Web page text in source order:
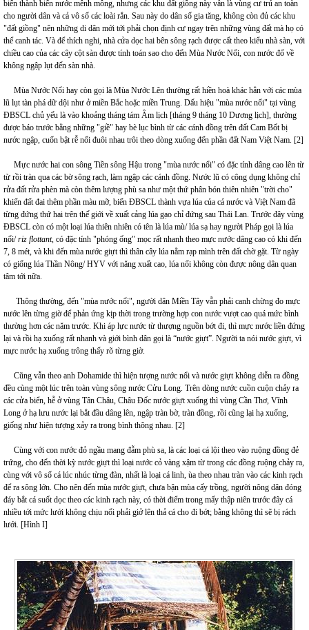
biến thành biển nước mênh mông, nhưng các khu đất giồng này vẫn là vùng cư trú an toàn
cho người dân và cả vô số các loài rắn. Sau này do dân số gia tăng, không còn đủ các khu
"đất giồng" nên những di dân mới tới phải chọn định cư ngay trên những vùng đất mà họ có
thể canh tác. Và để thích nghi, nhà cửa dọc hai bên sông rạch được cất theo kiểu nhà sàn, với
chiều cao của các cây cột sàn được tính toán sao cho đến Mùa Nước Nổi, con nước đổ về
không ngập lụt đến sàn nhà.
Mùa Nước Nổi hay còn gọi là Mùa Nước Lên thường rất hiền hoà khác hẳn với các mùa
lũ lụt tàn phá dữ dội như ở miền Bắc hoặc miền Trung. Dấu hiệu "mùa nước nổi" tại vùng
ĐBSCL chủ yếu là vào khoảng tháng tám Âm lịch [tháng 9 tháng 10 Dương lịch], thường
được báo trước bằng những "giề" hay bè lục bình từ các cánh đồng trên đất Cam Bốt bị
nước ngập, cuốn bật rễ nối đuôi nhau trôi theo dòng xuống đến phần đất Nam Việt Nam. [2]
Mực nước hai con sông Tiền sông Hậu trong "mùa nước nổi" có đặc tính dâng cao lên từ
từ rồi tràn qua các bờ sông rạch, làm ngập các cánh đồng. Nước lũ có công dụng không chỉ
rửa đất rửa phèn mà còn thêm lượng phù sa như một thứ phân bón thiên nhiên "trời cho"
khiến đất đai thêm phần màu mỡ, biến ĐBSCL thành vựa lúa của cả nước và Việt Nam đã
từng đứng thứ hai trên thế giới về xuất cảng lúa gạo chỉ đứng sau Thái Lan. Trước đây vùng
ĐBSCL còn có một loại lúa thiên nhiên có tên là lúa mù/ lúa sạ hay người Pháp gọi là lúa
nổi/riz flottant, có đặc tính "phóng ống" mọc rất nhanh theo mực nước dâng cao có khi đến
7, 8 mét, và khi đến mùa nước giựt thì thân cây lúa nằm rạp mình trên đất chờ gặt. Từ ngày
có giống lúa Thần Nông/ HYV với năng xuất cao, lúa nổi không còn được nông dân quan
tâm tới nữa.
Thông thường, đến "mùa nước nổi", người dân Miền Tây vẫn phải canh chừng đo mực
nước lên từng giờ để phản ứng kịp thời trong trường hợp con nước vượt cao quá mức bình
thường hơn các năm trước. Khi áp lực nước từ thượng nguồn bớt đi, thì mực nước liền đứng
lại và rồi hạ xuống rất nhanh và giới bình dân gọi là “nước giựt”. Người ta nói nước giựt, vì
mực nước hạ xuống trông thấy rõ từng giờ.
Cũng vẫn theo anh Dohamide thì hiện tượng nước nổi và nước giựt không diễn ra đồng
đều cùng một lúc trên toàn vùng sông nước Cửu Long. Trên dòng nước cuồn cuộn chảy ra
các cửa biển, hễ ở vùng Tân Châu, Châu Đốc nước giựt xuống thì vùng Cần Thơ, Vĩnh
Long ở hạ lưu nước lại bắt đầu dâng lên, ngập tràn bờ, tràn đồng, rồi cũng lại hạ xuống,
giống như hiện tượng xảy ra trong bình thông nhau. [2]
Cùng với con nước đỏ ngầu mang đẫm phù sa, là các loại cá lội theo vào ruộng đồng đẻ
trứng, cho đến thời kỳ nước giựt thì loại nước cỏ vàng xậm từ trong các đồng ruộng chảy ra,
cùng với vô số cá lúc nhúc từng đàn, nhất là loại cá linh, ùa theo nhau tràn vào các kinh rạch
để ra sông lớn. Cho nên đến mùa nước giựt, chưa bận mùa cấy trồng, người nông dân đóng
đáy bắt cá suốt dọc theo các kinh rạch này, có thời điểm trong mấy thập niên trước đây cá
nhiều tới mức lưới không chịu nổi phải giở lên thả cá cho đi bớt; bằng không thì sẽ bị rách
lưới. [Hình I]